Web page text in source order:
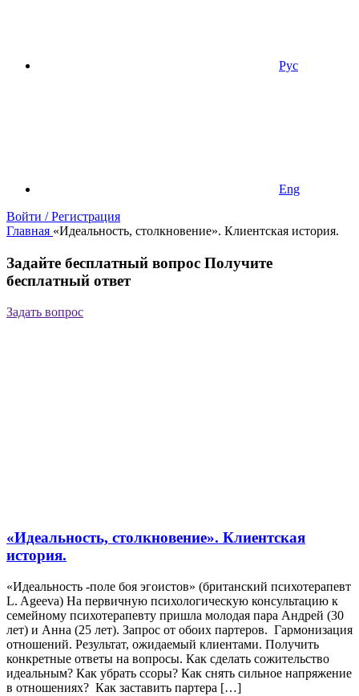
Рус
Eng
Войти / Регистрация
Главная «Идеальность, столкновение». Клиентская история.
Задайте бесплатный вопрос Получите
бесплатный ответ
Задать вопрос
«Идеальность, столкновение». Клиентская
история.
«Идеальность -поле боя эгоистов» (британский психотерапевт
L. Ageeva) На первичную психологическую консультацию к
семейному психотерапевту пришла молодая пара Андрей (30
лет) и Анна (25 лет). Запрос от обоих партеров. Гармонизация
отношений. Результат, ожидаемый клиентами. Получить
конкретные ответы на вопросы. Как сделать сожительство
идеальным? Как убрать ссоры? Как снять сильное напряжение
в отношениях? Как заставить партера […]